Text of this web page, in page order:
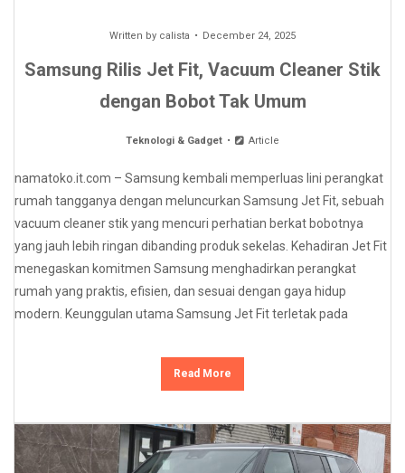
Written by calista December 24, 2025
Samsung Rilis Jet Fit, Vacuum Cleaner Stik
dengan Bobot Tak Umum
Teknologi & Gadget Article
namatoko.it.com – Samsung kembali memperluas lini perangkat
rumah tangganya dengan meluncurkan Samsung Jet Fit, sebuah
vacuum cleaner stik yang mencuri perhatian berkat bobotnya
yang jauh lebih ringan dibanding produk sekelas. Kehadiran Jet Fit
menegaskan komitmen Samsung menghadirkan perangkat
rumah yang praktis, efisien, dan sesuai dengan gaya hidup
modern. Keunggulan utama Samsung Jet Fit terletak pada
Read More